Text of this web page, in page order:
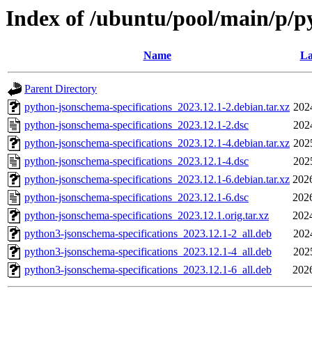
Index of /ubuntu/pool/main/p/
Name
Parent Directory
python-jsonschema-specifications_2023.12.1-2.debian.tar.xz
python-jsonschema-specifications_2023.12.1-2.dsc
python-jsonschema-specifications_2023.12.1-4.debian.tar.xz
python-jsonschema-specifications_2023.12.1-4.dsc
python-jsonschema-specifications_2023.12.1-6.debian.tar.xz
python-jsonschema-specifications_2023.12.1-6.dsc
python-jsonschema-specifications_2023.12.1.orig.tar.xz
python3-jsonschema-specifications_2023.12.1-2_all.deb
python3-jsonschema-specifications_2023.12.1-4_all.deb
python3-jsonschema-specifications_2023.12.1-6_all.deb